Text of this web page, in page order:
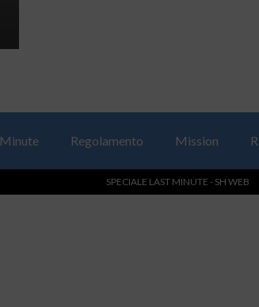
Regolamento Mission
SPECIALE LAST MINUTE - SH WEB